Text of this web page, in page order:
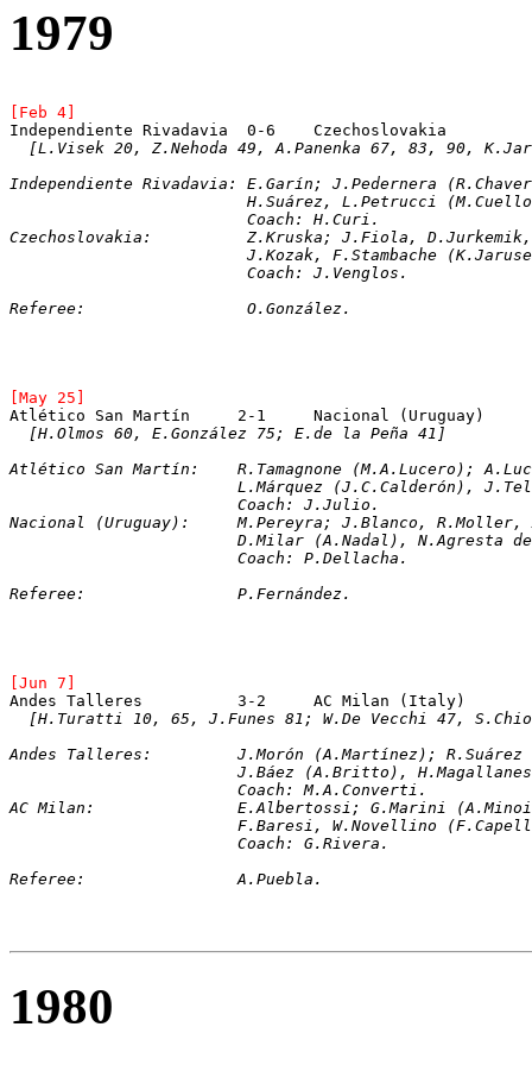
1979
[Feb 4]
[L.Visek 20, Z.Nehoda 49, A.Panenka 67, 83, 90,
Independiente Rivadavia: E.Garín; J.Pedernera
H.Suárez, L.Petrucci
			 Coach: H.Curi.
Czechoslovakia:		 Z.Kruska; J.Fiola,
J.Kozak, F.Stambache
			 Coach: J.Venglos.
Referee:		 O.González.
[May 25]
Atlético San Martín	2-1	Nacional (Uruguay)
[H.Olmos 60, E.González 75; E.de la Peña 41]
Atlético San Martín:	R.Tamagnone
L.Márquez (J.C.Calderón),
			Coach: J.Julio.
Nacional (Uruguay):	M.Pereyra; J.Blanco,
D.Milar (A.Nadal),
			Coach: P.Dellacha.
Referee:		P.Fernández.
[Jun 7]
[H.Turatti 10, 65, J.Funes 81; W.De Vecchi 47,
Andes Talleres:
J.Morón (A.Martínez);
J.Báez (A.Britto),
			Coach: M.A.Converti.
E.Albertossi; G.Marini
F.Baresi, W.Novellino
			Coach: G.Rivera.
Referee:		A.Puebla.
1980